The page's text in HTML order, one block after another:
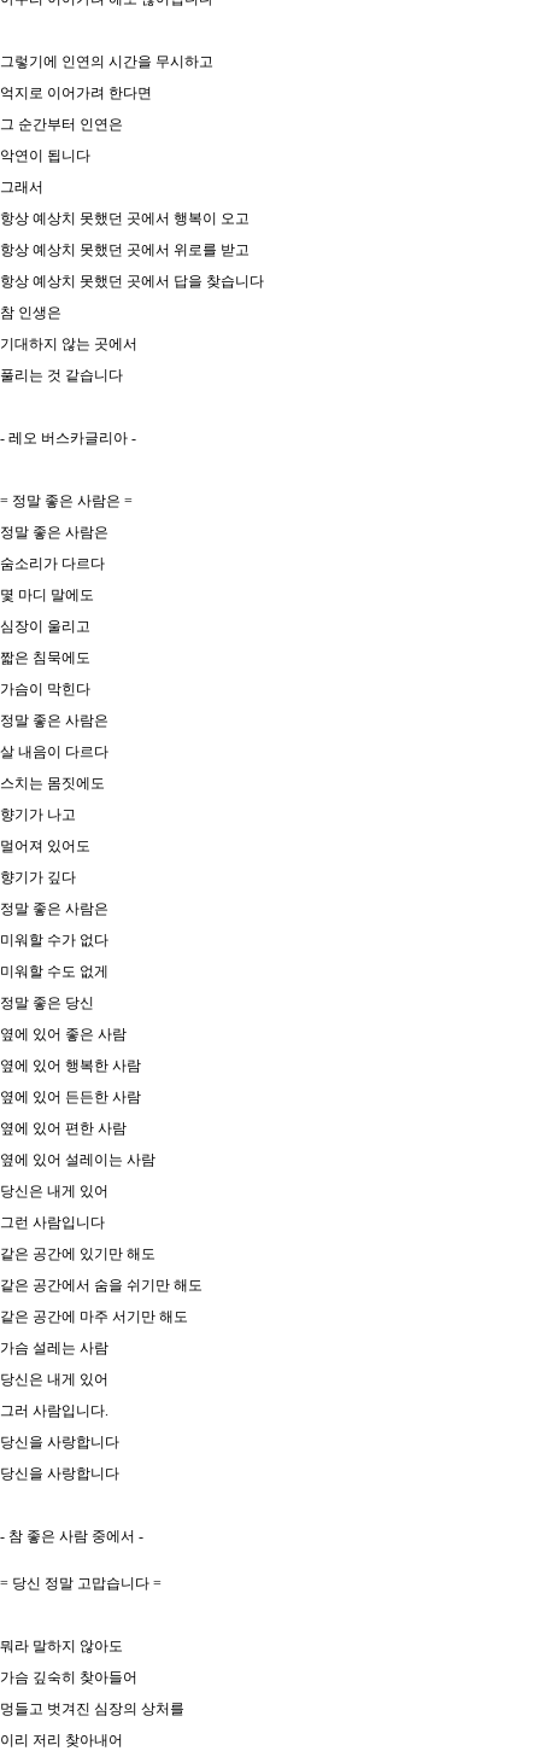
그렇기에 인연의 시간을 무시하고
억지로 이어가려 한다면
그 순간부터 인연은
악연이 됩니다
그래서
항상 예상치 못했던 곳에서 행복이 오고
항상 예상치 못했던 곳에서 위로를 받고
항상 예상치 못했던 곳에서 답을 찾습니다
참 인생은
기대하지 않는 곳에서
풀리는 것 같습니다
- 레오 버스카글리아 -
= 정말 좋은 사람은 =
​정말 좋은 사람은
숨소리가 다르다
몇 마디 말에도
심장이 울리고
짧은 침묵에도
가슴이 막힌다
정말 좋은 사람은
살 내음이 다르다
​스치는 몸짓에도
향기가 나고
멀어져 있어도
향기가 깊다
정말 좋은 사람은
미워할 수가 없다
미워할 수도 없게
정말 좋은 당신
옆에 있어 좋은 사람
옆에 있어 행복한 사람
옆에 있어 든든한 사람
옆에 있어 편한 사람
옆에 있어 설레이는 사람
당신은 내게 있어
그런 사람입니다
같은 공간에 있기만 해도
같은 공간에서 숨을 쉬기만 해도
같은 공간에 마주 서기만 해도
가슴 설레는 사람
당신은 내게 있어
그러 사람입니다.
당신을 사랑합니다
당신을 사랑합니다
- 참 좋은 사람 중에서 -
= 당신 정말 고맙습니다 =
뭐라 말하지 않아도
가슴 깊숙히 찾아들어
멍들고 벗겨진 심장의 상처를
이리 저리 찾아내어